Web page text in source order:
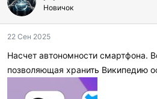
Новичок
22 Сен 2025
Насчет автономности смартфона.
позволяющая хранить Википедию